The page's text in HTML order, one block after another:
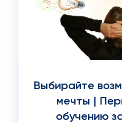
Выбирайте
мечты |
обучению